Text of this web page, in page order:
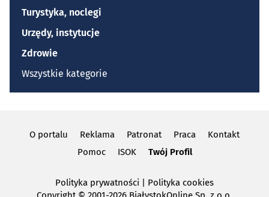
Turystyka, noclegi
Urzędy, instytucje
Zdrowie
Wszystkie kategorie
O portalu Reklama Patronat Praca
Kontakt
Pomoc
ISOK Twój Profil
Polityka prywatności | Polityka cookies